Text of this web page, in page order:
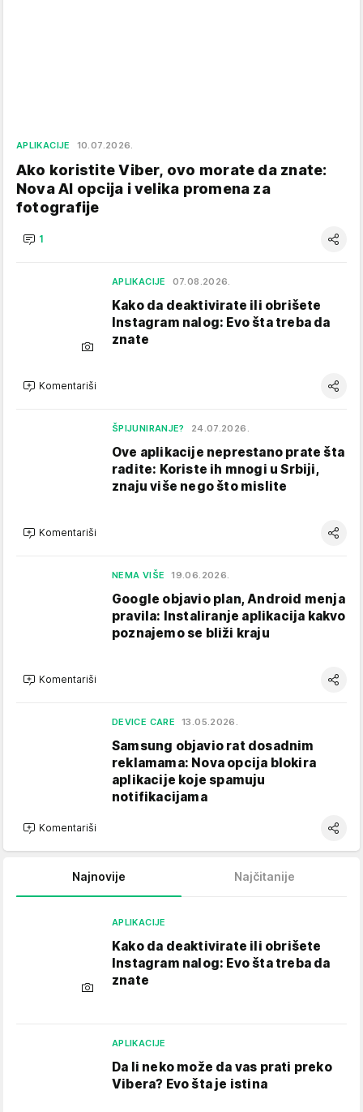
APLIKACIJE 10.07.2026.
Ako koristite Viber, ovo morate da znate:
Nova AI opcija i velika promena za
fotografije
1
APLIKACIJE 07.08.2026.
Kako da deaktivirate ili obrišete
Instagram nalog: Evo šta treba da
znate
Komentariši
ŠPIJUNIRANJE? 24.07.2026.
Ove aplikacije neprestano prate šta
radite: Koriste ih mnogi u Srbiji,
znaju više nego što mislite
Komentariši
NEMA VIŠE 19.06.2026.
Google objavio plan, Android menja
pravila: Instaliranje aplikacija kakvo
poznajemo se bliži kraju
Komentariši
DEVICE CARE 13.05.2026.
Samsung objavio rat dosadnim
reklamama: Nova opcija blokira
aplikacije koje spamuju
notifikacijama
Komentariši
Najnovije Najčitanije
APLIKACIJE
Kako da deaktivirate ili obrišete
Instagram nalog: Evo šta treba da
znate
APLIKACIJE
Da li neko može da vas prati preko
Vibera? Evo šta je istina